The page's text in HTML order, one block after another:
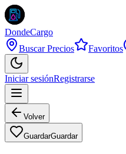
DondeCargo
Buscar Precios
Favoritos
Iniciar sesiónRegistrarse
Volver
GuardarGuardar